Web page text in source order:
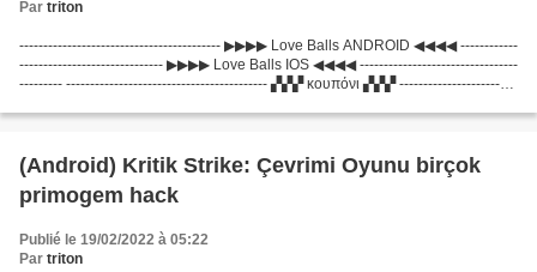
Par triton
------------------------------------------ ▶▶▶▶ Love Balls ANDROID ◀◀◀◀ ------------
------------------------------ ▶▶▶▶ Love Balls IOS ◀◀◀◀ ---------------------------------
--------- ------------------------------------------ ▞▞▞ κουπόνι ▞▞▞ ------------------------
(Android) Kritik Strike: Çevrimi Oyunu birçok
primogem hack
Publié le 19/02/2022 à 05:22
Par triton